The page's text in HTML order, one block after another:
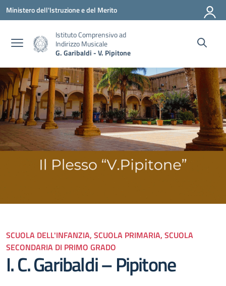
Vai ai contenuti
Vai al menu di navigazione
Vai al footer
Ministero dell'Istruzione e del Merito
Istituto Comprensivo ad
Indirizzo Musicale
G. Garibaldi - V. Pipitone
SCUOLA DELL'INFANZIA, SCUOLA PRIMARIA, SCUOLA
SECONDARIA DI PRIMO GRADO
I. C. Garibaldi – Pipitone